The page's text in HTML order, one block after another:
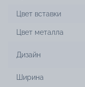
Цвет вставки
Цвет металла
Дизайн
Ширина